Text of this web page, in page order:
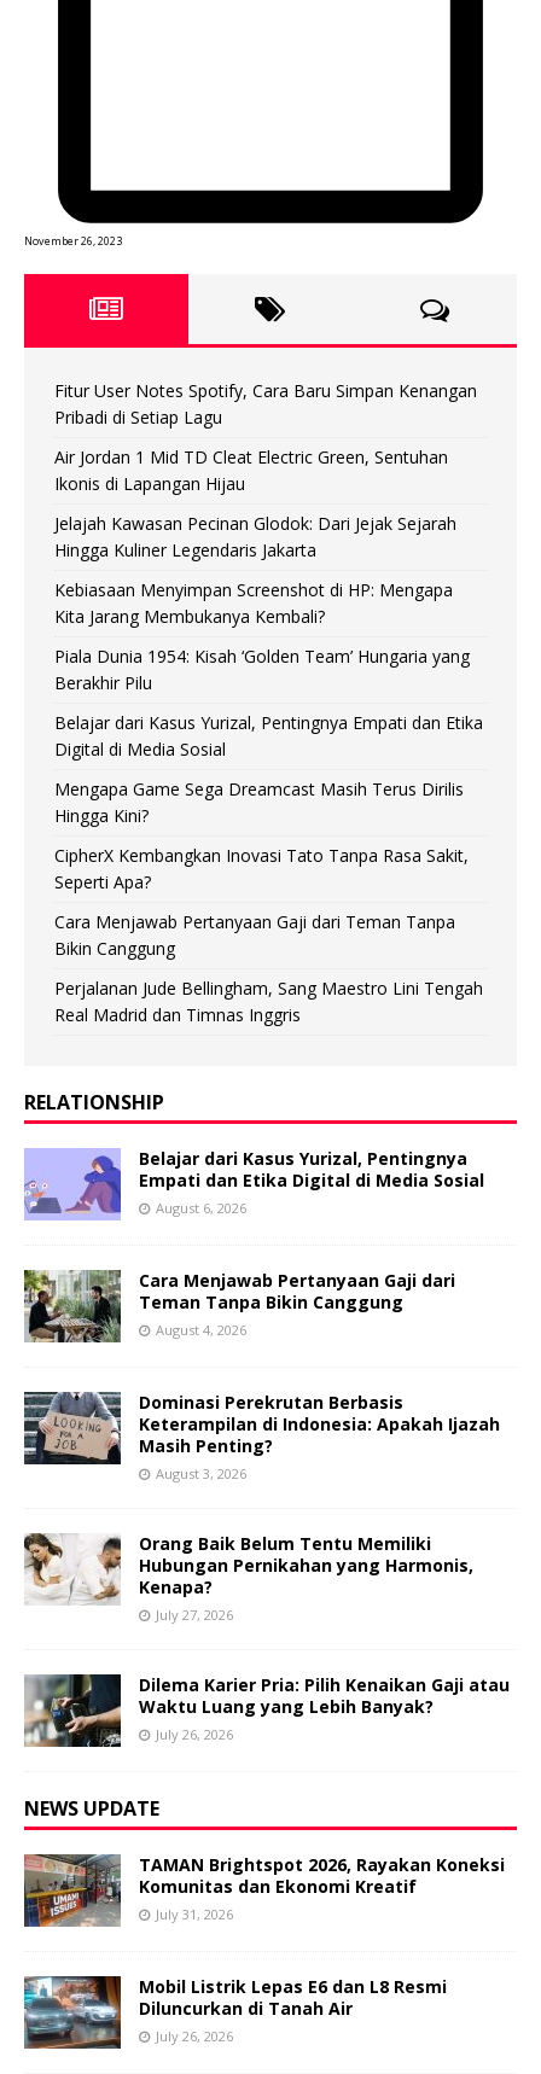
November 26, 2023
Fitur User Notes Spotify, Cara Baru Simpan Kenangan
Pribadi di Setiap Lagu
Air Jordan 1 Mid TD Cleat Electric Green, Sentuhan
Ikonis di Lapangan Hijau
Jelajah Kawasan Pecinan Glodok: Dari Jejak Sejarah
Hingga Kuliner Legendaris Jakarta
Kebiasaan Menyimpan Screenshot di HP: Mengapa
Kita Jarang Membukanya Kembali?
Piala Dunia 1954: Kisah ‘Golden Team’ Hungaria yang
Berakhir Pilu
Belajar dari Kasus Yurizal, Pentingnya Empati dan Etika
Digital di Media Sosial
Mengapa Game Sega Dreamcast Masih Terus Dirilis
Hingga Kini?
CipherX Kembangkan Inovasi Tato Tanpa Rasa Sakit,
Seperti Apa?
Cara Menjawab Pertanyaan Gaji dari Teman Tanpa
Bikin Canggung
Perjalanan Jude Bellingham, Sang Maestro Lini Tengah
Real Madrid dan Timnas Inggris
RELATIONSHIP
Belajar dari Kasus Yurizal, Pentingnya
Empati dan Etika Digital di Media Sosial
August 6, 2026
Cara Menjawab Pertanyaan Gaji dari
Teman Tanpa Bikin Canggung
August 4, 2026
Dominasi Perekrutan Berbasis
Keterampilan di Indonesia: Apakah Ijazah
Masih Penting?
August 3, 2026
Orang Baik Belum Tentu Memiliki
Hubungan Pernikahan yang Harmonis,
Kenapa?
July 27, 2026
Dilema Karier Pria: Pilih Kenaikan Gaji atau
Waktu Luang yang Lebih Banyak?
July 26, 2026
NEWS UPDATE
TAMAN Brightspot 2026, Rayakan Koneksi
Komunitas dan Ekonomi Kreatif
July 31, 2026
Mobil Listrik Lepas E6 dan L8 Resmi
Diluncurkan di Tanah Air
July 26, 2026